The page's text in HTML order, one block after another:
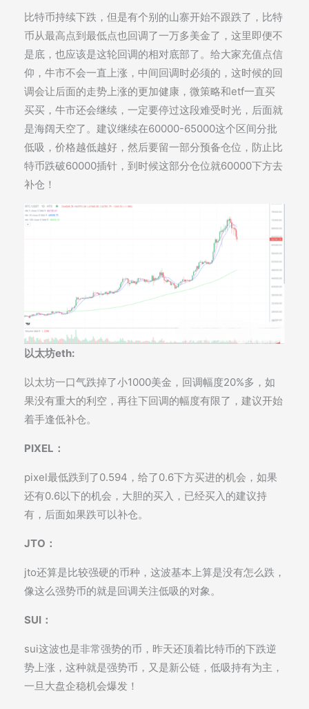
比特币持续下跌，但是有个别的山寨开始不跟跌了，比特
币从最高点到最低点也回调了一万多美金了，这里即便不
是底，也应该是这轮回调的相对底部了。给大家充值点信
仰，牛市不会一直上涨，中间回调时必须的，这时候的回
调会让后面的走势上涨的更加健康，微策略和etf一直买
买买，牛市还会继续，一定要停过这段难受时光，后面就
是海阔天空了。建议继续在60000-65000这个区间分批
低吸，价格越低越好，然后要留一部分预备仓位，防止比
特币跌破60000插针，到时候这部分仓位就60000下方去
补仓！
以太坊eth:
以太坊一口气跌掉了小1000美金，回调幅度20%多，如
果没有重大的利空，再往下回调的幅度有限了，建议开始
着手逢低补仓。
PIXEL：
pixel最低跌到了0.594，给了0.6下方买进的机会，如果
还有0.6以下的机会，大胆的买入，已经买入的建议持
有，后面如果跌可以补仓。
JTO：
jto还算是比较强硬的币种，这波基本上算是没有怎么跌，
像这么强势币的就是回调关注低吸的对象。
SUI：
sui这波也是非常强势的币，昨天还顶着比特币的下跌逆
势上涨，这种就是强势币，又是新公链，低吸持有为主，
一旦大盘企稳机会爆发！